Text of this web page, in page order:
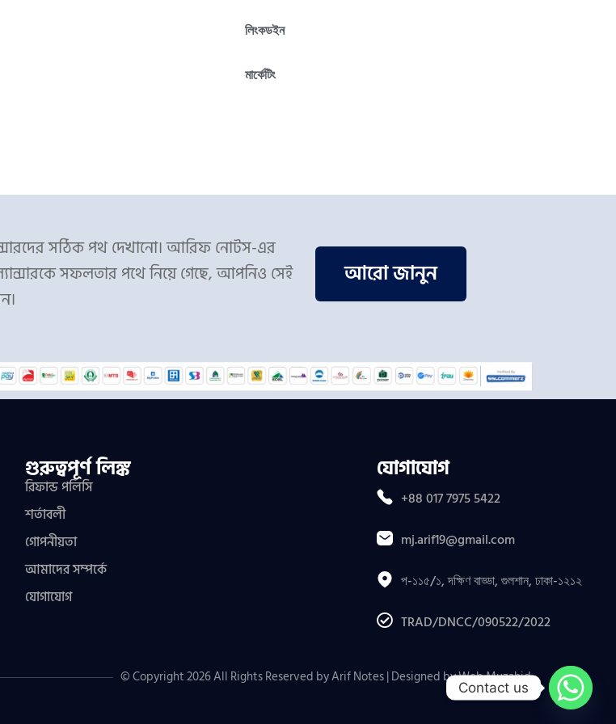
লিংকডইন
মার্কেটিং
সঠিক পথ দেখানো। আরিফ নোটস-এর
সফলতার পথে নিয়ে গেছে, আপনিও সেই
আরো জানুন
গুরুত্বপূর্ণ লিঙ্ক
রিফান্ড পলিসি
শর্তাবলী
গোপনীয়তা
আমাদের সম্পর্কে
যোগাযোগ
যোগাযোগ
+88 017 7975 5422
mj.arif19@gmail.com
প-১১৫/১, দক্ষিণ বাড্ডা, গুলশান, ঢাকা-১২১২
TRAD/DNCC/090522/2022
© Copyright 2026 All Rights Reserved by Arif Notes | Designed byWeb Muzahid.
Contact us